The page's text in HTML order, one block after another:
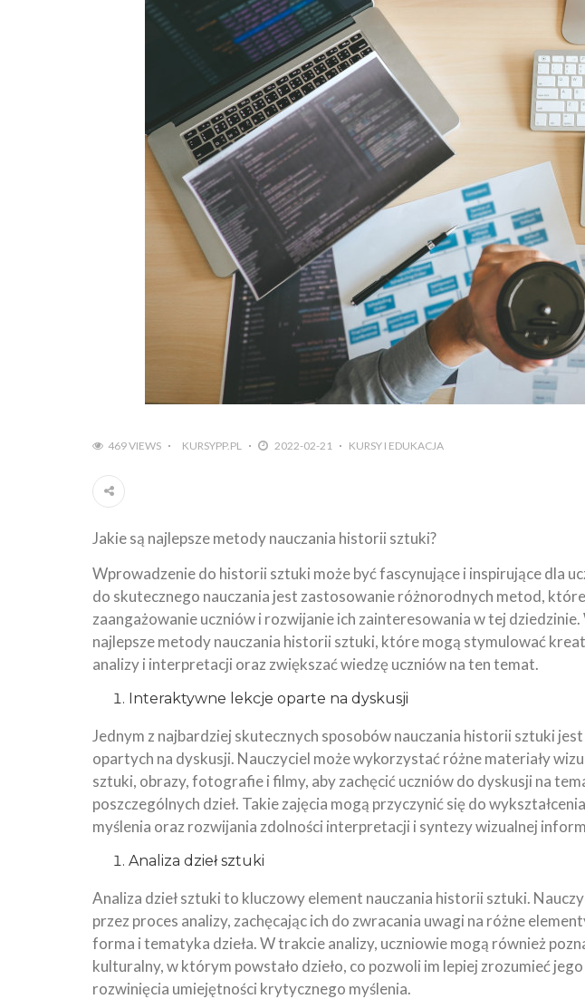
469 VIEWS KURSYPP.PL 2022-02-21 KURSY I EDUKACJA
Jakie są najlepsze metody nauczania historii sztuki?
Wprowadzenie do historii sztuki może być fascynujące i inspirujące dla
do skutecznego nauczania jest zastosowanie różnorodnych metod,
zaangażowanie uczniów i rozwijanie ich zainteresowania w tej
najlepsze metody nauczania historii sztuki, które mogą stymulować
analizy i interpretacji oraz zwiększać wiedzę uczniów na ten temat.
Interaktywne lekcje oparte na dyskusji
Jednym z najbardziej skutecznych sposobów nauczania historii sztuki
opartych na dyskusji. Nauczyciel może wykorzystać różne materiały
sztuki, obrazy, fotografie i filmy, aby zachęcić uczniów do dyskusji na
poszczególnych dzieł. Takie zajęcia mogą przyczynić się do
myślenia oraz rozwijania zdolności interpretacji i syntezy wizualnej
Analiza dzieł sztuki
Analiza dzieł sztuki to kluczowy element nauczania historii sztuki.
przez proces analizy, zachęcając ich do zwracania uwagi na różne
forma i tematyka dzieła. W trakcie analizy, uczniowie mogą również
kulturalny, w którym powstało dzieło, co pozwoli im lepiej zrozumieć
rozwinięcia umiejętności krytycznego myślenia.